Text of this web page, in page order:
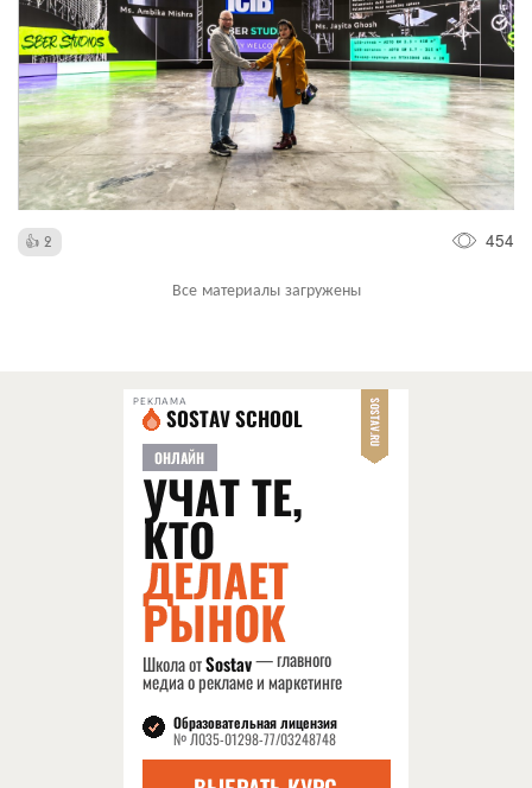
2 454
Все материалы загружены
РЕКЛАМА